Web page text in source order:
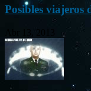
Posibles viajeros